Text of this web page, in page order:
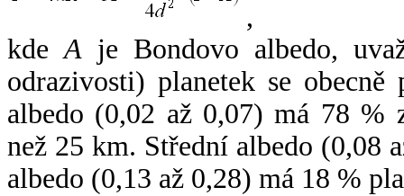
,
kdeA je Bondovo albedo,
odrazivosti) planetek se
albedo (0,02 až 0,07) má 78 %
než 25 km. Střední albedo (0,08
albedo (0,13 až 0,28) má 18 %